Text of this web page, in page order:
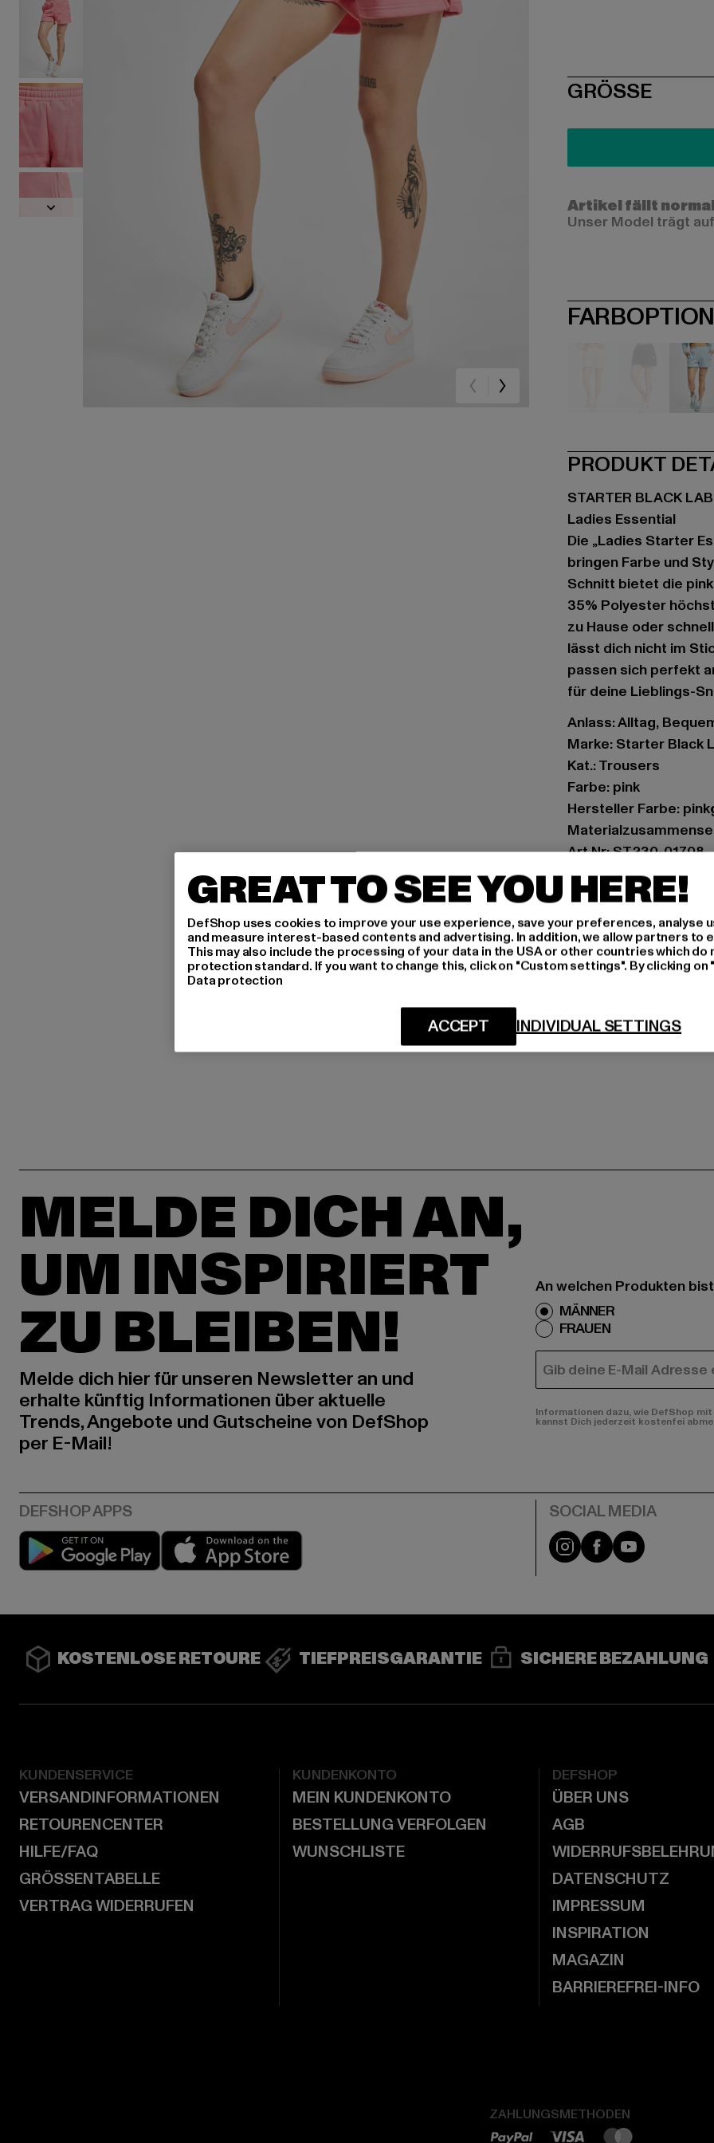
SIZE
GRÖSSE
Artikel fällt
Unser Model trägt
PRODUKT
STARTER BLACK
Ladies Essential
Die „Ladies Starter
bringen Farbe und
Schnitt bietet die
35% Polyester
zu Hause oder
lässt dich nicht im
passen sich perfekt
für deine Lieblings-
Anlass: Alltag,
Marke: Starter Black
Kat.: Trousers
Farbe: pink
Hersteller Farbe:
Art.Nr: ST230-01708
Hersteller: TB
Dr.-Robert-Murjahn-
GRÖSSE
LIEFERUNG &
MELDE DICH AN,
UM INSPIRIERT
ZU BLEIBEN!
Melde dich hier für unseren Newsletter an und
erhalte künftig Informationen über aktuelle
Trends, Angebote und Gutscheine von DefShop
per E-Mail!
An welchen Produkten
MÄNNER
FRAUEN
E-MAIL
Informationen dazu, wie DefShop
kannst Dich jederzeit kostenfei
Play market Instagram
FacebookYouTube
KOSTENLOSE RETOURE TIEFPREISGARANTIE SICHERE BEZAHLUNG
KUNDENSERVICE
VERSANDINFORMATIONEN
RETOURENCENTER
HILFE/FAQ
GRÖSSENTABELLE
VERTRAG WIDERRUFEN
KUNDENKONTO
MEIN KUNDENKONTO
BESTELLUNG VERFOLGEN
WUNSCHLISTE
DEFSHOP
ÜBER UNS
AGB
DATENSCHUTZ
IMPRESSUM
INSPIRATION
MAGAZIN
BARRIEREFREI-INFO
ZAHLUNGSMETHODEN
GREAT TO SEE YOU HERE!
DefShop uses cookies to improve your use experience, save your preferences, analyse
and measure interest-based contents and advertising. In addition, we allow partners to
This may also include the processing of your data in the USA or other countries which do
protection standard. If you want to change this, click on "Custom settings". By clicking
Data protection
INDIVIDUAL SETTINGS
ACCEPT